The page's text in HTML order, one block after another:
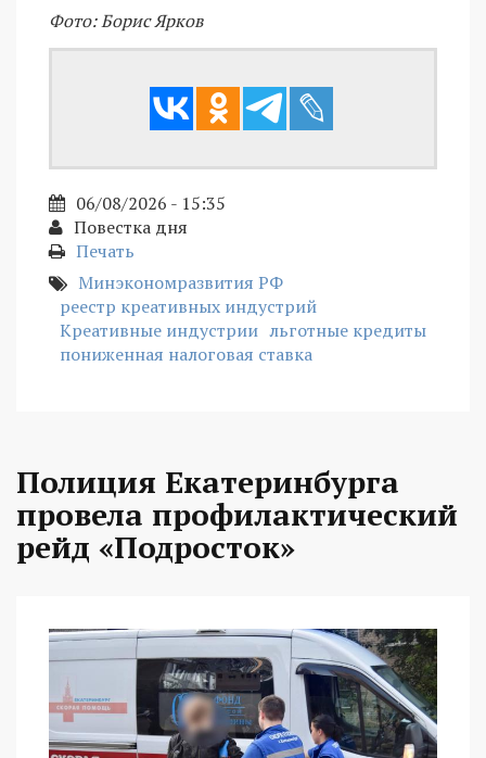
Фото: Борис Ярков
06/08/2026 - 15:35
Повестка дня
Печать
Минэкономразвития РФ
реестр креативных индустрий
Креативные индустрии льготные кредиты
пониженная налоговая ставка
Полиция Екатеринбурга
провела профилактический
рейд «Подросток»